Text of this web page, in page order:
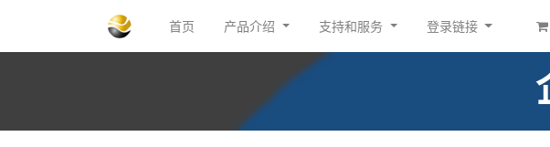
首页 产品介绍 支持和服务 登录链接